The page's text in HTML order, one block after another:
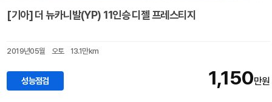
[기아] 더 뉴카니발(YP) 11인승 디젤 프레스티지
2019년05월 오토 13.1만km
성능점검 1,150만원